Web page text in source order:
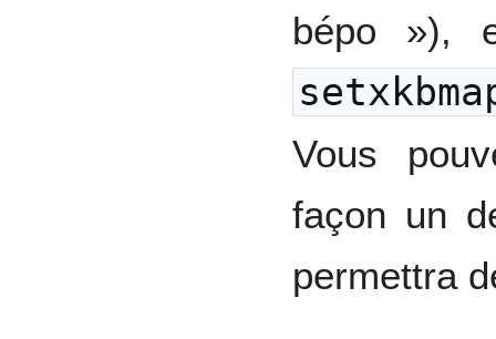
bépo »),
Vous
façon un
permettra